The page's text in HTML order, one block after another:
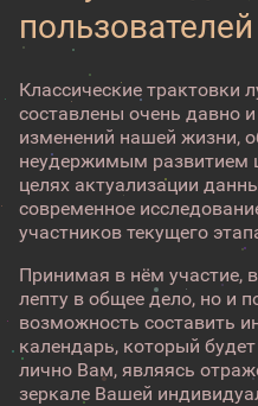
Классические трактовки
составлены очень давно
изменений нашей жизни,
неудержимым развитием
целях актуализации
современное
участников текущего
Принимая в нём участие,
лепту в общее дело, но и
возможность составить
календарь, который
лично Вам, являясь
зеркале Вашей